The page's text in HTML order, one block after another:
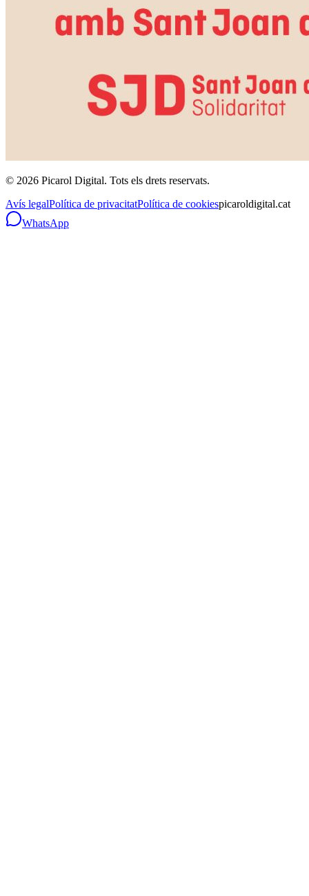
© 2026 Picarol Digital. Tots els drets reservats.
Avís legalPolítica de privacitatPolítica de cookiespicaroldigital.cat
WhatsApp